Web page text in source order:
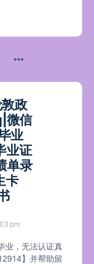
政
微信
业
业证
单录
卡
pm
业，无法认证真
】并帮助留